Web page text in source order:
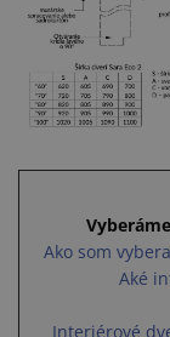
Ako som
Aké
Interiérové